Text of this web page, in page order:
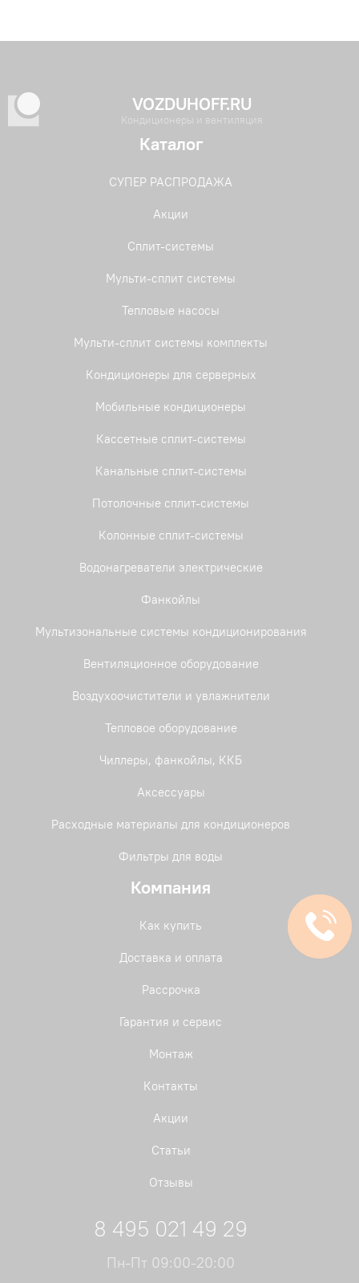
VOZDUHOFF.RU
Кондиционеры и вентиляция
Каталог
СУПЕР РАСПРОДАЖА
Акции
Сплит-системы
Мульти-сплит системы
Тепловые насосы
Мульти-сплит системы комплекты
Кондиционеры для серверных
Мобильные кондиционеры
Кассетные сплит-системы
Канальные сплит-системы
Потолочные сплит-системы
Колонные сплит-системы
Водонагреватели электрические
Фанкойлы
Мультизональные системы кондиционирования
Вентиляционное оборудование
Воздухоочистители и увлажнители
Тепловое оборудование
Чиллеры, фанкойлы, ККБ
Аксессуары
Расходные материалы для кондиционеров
Фильтры для воды
Компания
Как купить
Доставка и оплата
Рассрочка
Гарантия и сервис
Монтаж
Контакты
Акции
Статьи
Отзывы
8 495 021 49 29
Пн-Пт 09:00-20:00